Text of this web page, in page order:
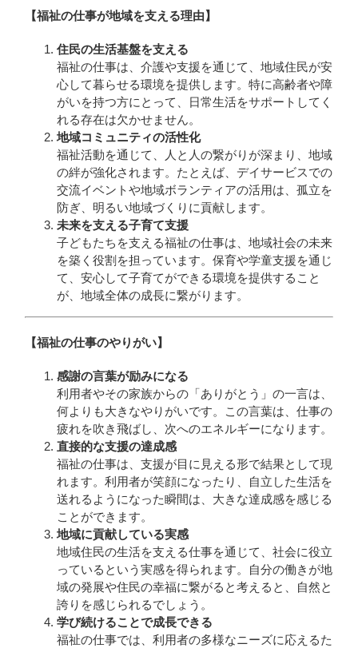
【福祉の仕事が地域を支える理由】
住民の生活基盤を支える
福祉の仕事は、介護や支援を通じて、地域住民が安
心して暮らせる環境を提供します。特に高齢者や障
がいを持つ方にとって、日常生活をサポートしてく
れる存在は欠かせません。
地域コミュニティの活性化
福祉活動を通じて、人と人の繋がりが深まり、地域
の絆が強化されます。たとえば、デイサービスでの
交流イベントや地域ボランティアの活用は、孤立を
防ぎ、明るい地域づくりに貢献します。
未来を支える子育て支援
子どもたちを支える福祉の仕事は、地域社会の未来
を築く役割を担っています。保育や学童支援を通じ
て、安心して子育てができる環境を提供すること
が、地域全体の成長に繋がります。
【福祉の仕事のやりがい】
感謝の言葉が励みになる
利用者やその家族からの「ありがとう」の一言は、
何よりも大きなやりがいです。この言葉は、仕事の
疲れを吹き飛ばし、次へのエネルギーになります。
直接的な支援の達成感
福祉の仕事は、支援が目に見える形で結果として現
れます。利用者が笑顔になったり、自立した生活を
送れるようになった瞬間は、大きな達成感を感じる
ことができます。
地域に貢献している実感
地域住民の生活を支える仕事を通じて、社会に役立
っているという実感を得られます。自分の働きが地
域の発展や住民の幸福に繋がると考えると、自然と
誇りを感じられるでしょう。
学び続けることで成長できる
福祉の仕事では、利用者の多様なニーズに応えるた